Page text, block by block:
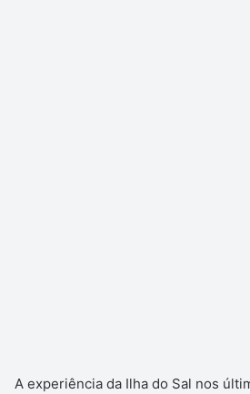
A experiência da Ilha do Sal nos